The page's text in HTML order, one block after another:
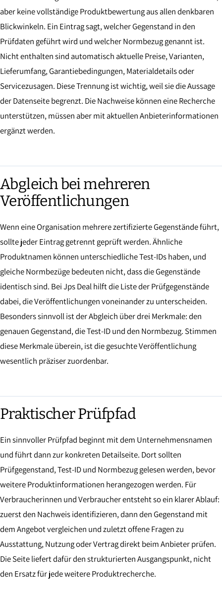
aber keine vollständige Produktbewertung aus allen denkbaren
Blickwinkeln. Ein Eintrag sagt, welcher Gegenstand in den
Prüfdaten geführt wird und welcher Normbezug genannt ist.
Nicht enthalten sind automatisch aktuelle Preise, Varianten,
Lieferumfang, Garantiebedingungen, Materialdetails oder
Servicezusagen. Diese Trennung ist wichtig, weil sie die Aussage
der Datenseite begrenzt. Die Nachweise können eine Recherche
unterstützen, müssen aber mit aktuellen Anbieterinformationen
ergänzt werden.
Abgleich bei mehreren
Veröffentlichungen
Wenn eine Organisation mehrere zertifizierte Gegenstände führt,
sollte jeder Eintrag getrennt geprüft werden. Ähnliche
Produktnamen können unterschiedliche Test-IDs haben, und
gleiche Normbezüge bedeuten nicht, dass die Gegenstände
identisch sind. Bei Jps Deal hilft die Liste der Prüfgegenstände
dabei, die Veröffentlichungen voneinander zu unterscheiden.
Besonders sinnvoll ist der Abgleich über drei Merkmale: den
genauen Gegenstand, die Test-ID und den Normbezug. Stimmen
diese Merkmale überein, ist die gesuchte Veröffentlichung
wesentlich präziser zuordenbar.
Praktischer Prüfpfad
Ein sinnvoller Prüfpfad beginnt mit dem Unternehmensnamen
und führt dann zur konkreten Detailseite. Dort sollten
Prüfgegenstand, Test-ID und Normbezug gelesen werden, bevor
weitere Produktinformationen herangezogen werden. Für
Verbraucherinnen und Verbraucher entsteht so ein klarer Ablauf:
zuerst den Nachweis identifizieren, dann den Gegenstand mit
dem Angebot vergleichen und zuletzt offene Fragen zu
Ausstattung, Nutzung oder Vertrag direkt beim Anbieter prüfen.
Die Seite liefert dafür den strukturierten Ausgangspunkt, nicht
den Ersatz für jede weitere Produktrecherche.